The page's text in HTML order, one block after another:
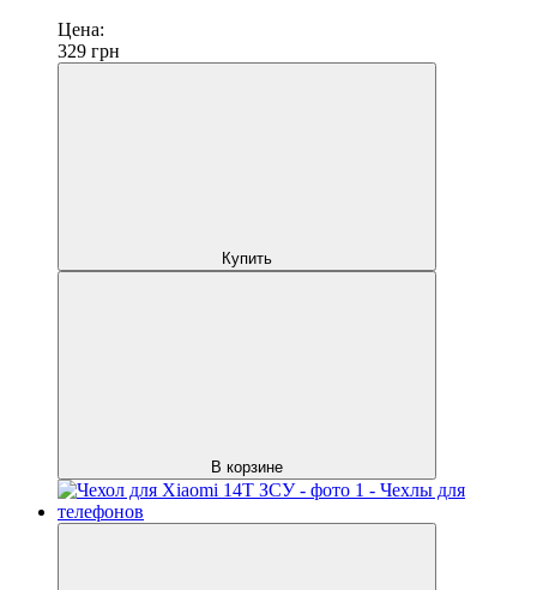
Цена:
329 грн
Купить
В корзине